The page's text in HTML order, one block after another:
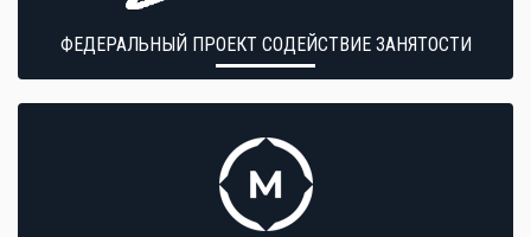
ФЕДЕРАЛЬНЫЙ ПРОЕКТ СОДЕЙСТВИЕ ЗАНЯТОСТИ